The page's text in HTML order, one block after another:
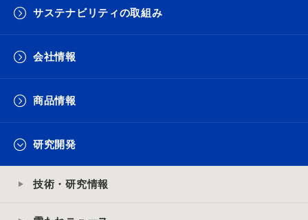
サステナビリティの取組み
会社情報
商品情報
研究開発
技術・研究情報